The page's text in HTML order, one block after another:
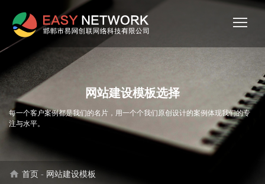
网站建设模板选择
每一个客户案例都是我们的名片，用一个个我们原创设计的案例体现我们的专
注与水平。
home 首页 - 网站建设模板